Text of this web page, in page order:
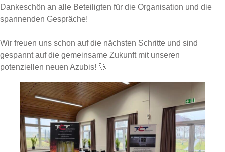
Dankeschön an alle Beteiligten für die Organisation und die
spannenden Gespräche!
Wir freuen uns schon auf die nächsten Schritte und sind
gespannt auf die gemeinsame Zukunft mit unseren
potenziellen neuen Azubis! 🚀